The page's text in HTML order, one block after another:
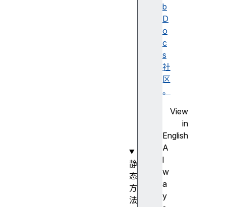
b
D
o
c
s
社
区
。
View
in
English
A
l
w
a
y
静
态
方
法